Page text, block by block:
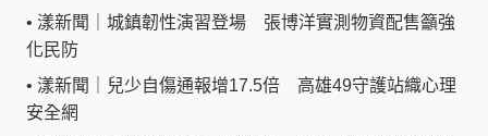
• 漾新聞｜城鎮韌性演習登場 張博洋實測物資配售籲強
化民防
• 漾新聞｜兒少自傷通報增17.5倍 高雄49守護站織心理
安全網